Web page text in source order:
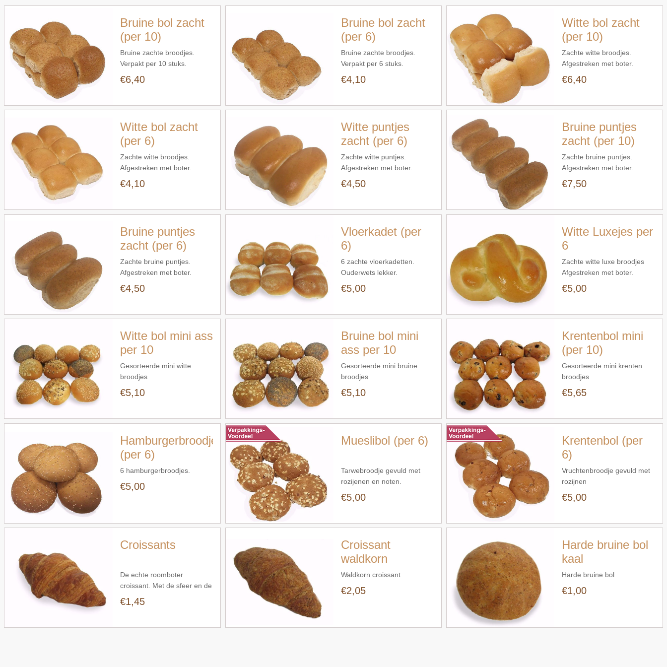
Bruine bol zacht
(per 10)
Bruine zachte broodjes.
Verpakt per 10 stuks.
€6,40
Bruine bol zacht
(per 6)
Bruine zachte broodjes.
Verpakt per 6 stuks.
€4,10
Witte bol zacht
(per 10)
Zachte witte broodjes.
Afgestreken met boter.
Verpakt per 10.
€6,40
Witte bol zacht
(per 6)
Zachte witte broodjes.
Afgestreken met boter.
Verpakt per 6
€4,10
Snel bekijken
Witte puntjes
zacht (per 6)
Zachte witte puntjes.
Afgestreken met boter.
Verpakt per 6.
€4,50
Snel bekijken
Bruine puntjes
zacht (per 10)
Zachte bruine puntjes.
Afgestreken met boter.
Verpakt per 10.
€7,50
Snel bekijken
Bruine puntjes
zacht (per 6)
Zachte bruine puntjes.
Afgestreken met boter.
Verpakt per 6.
€4,50
Snel bekijken
Vloerkadet (per
6)
6 zachte vloerkadetten.
Ouderwets lekker.
€5,00
Snel bekijken
Witte Luxejes per
6
Zachte witte luxe broodjes
Afgestreken met boter.
Verpakt per 6. U krijgt diverse
gevlochten broodjes.
€5,00
Snel bekijken
Witte bol mini ass
per 10
Gesorteerde mini witte
broodjes
€5,10
Snel bekijken
Bruine bol mini
ass per 10
Gesorteerde mini bruine
broodjes
€5,10
Snel bekijken
Krentenbol mini
(per 10)
Gesorteerde mini krenten
broodjes
€5,65
Snel bekijken
Hamburgerbroodjes
(per 6)
6 hamburgerbroodjes.
€5,00
Snel bekijken
Mueslibol (per 6)
Tarwebroodje gevuld met
rozijenen en noten.
€5,00
Snel bekijken
Krentenbol (per
6)
Vruchtenbroodje gevuld met
rozijnen
€5,00
Snel bekijken
Croissants
De echte roomboter
croissant. Met de sfeer en de
smaak van Frankrijk.
€1,45
Snel bekijken
Croissant
waldkorn
Waldkorn croissant
€2,05
Snel bekijken
Harde bruine bol
kaal
Harde bruine bol
€1,00
Snel bekijken